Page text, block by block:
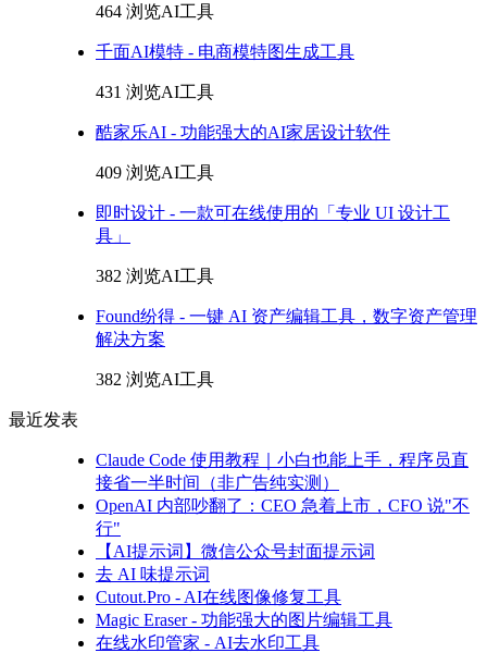
464 浏览AI工具
千面AI模特 - 电商模特图生成工具
431 浏览AI工具
酷家乐AI - 功能强大的AI家居设计软件
409 浏览AI工具
即时设计 - 一款可在线使用的「专业 UI 设计工
具」
382 浏览AI工具
Found纷得 - 一键 AI 资产编辑工具，数字资产管理
解决方案
382 浏览AI工具
最近发表
Claude Code 使用教程｜小白也能上手，程序员直
接省一半时间（非广告纯实测）
OpenAI 内部吵翻了：CEO 急着上市，CFO 说"不
行"
【AI提示词】微信公众号封面提示词
去 AI 味提示词
Cutout.Pro - AI在线图像修复工具
Magic Eraser - 功能强大的图片编辑工具
在线水印管家 - AI去水印工具